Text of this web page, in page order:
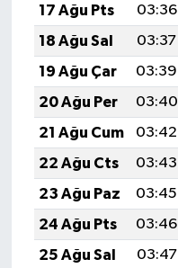
17 Ağu Pts
03:36
18 Ağu Sal
03:37
19 Ağu Çar
03:39
20 Ağu Per
03:40
21 Ağu Cum
03:42
22 Ağu Cts
03:43
23 Ağu Paz
03:45
24 Ağu Pts
03:46
25 Ağu Sal
03:47